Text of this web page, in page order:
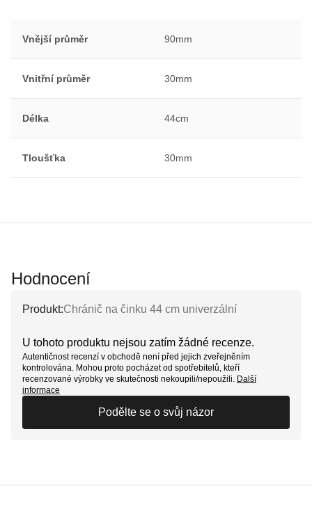
Vnější průměr 90mm
Vnitřní průměr 30mm
Délka 44cm
Tloušťka 30mm
Hodnocení
Produkt:Chránič na činku 44 cm univerzální
U tohoto produktu nejsou zatím žádné recenze.
Autentičnost recenzí v obchodě není před jejich zveřejněním
kontrolována. Mohou proto pocházet od spotřebitelů, kteří
recenzované výrobky ve skutečnosti nekoupili/nepoužili. Další
informace
Podělte se o svůj názor